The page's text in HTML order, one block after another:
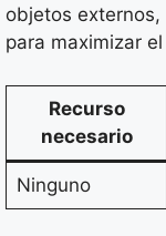
objetos
para maximizar
Recurso
necesario
Ninguno